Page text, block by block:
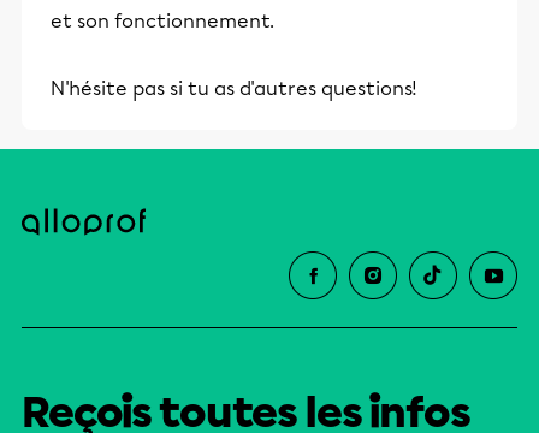
et son fonctionnement.
N'hésite pas si tu as d'autres questions!
Reçois toutes les infos